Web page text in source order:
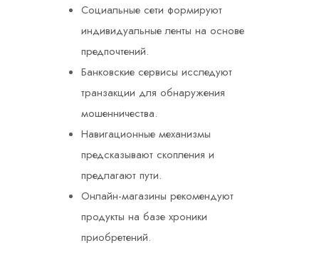
Социальные сети формируют
индивидуальные ленты на основе
предпочтений.
Банковские сервисы исследуют
транзакции для обнаружения
мошенничества.
Навигационные механизмы
предсказывают скопления и
предлагают пути.
Онлайн-магазины рекомендуют
продукты на базе хроники
приобретений.